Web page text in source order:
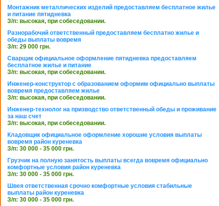
Монтажник металлических изделий предоставляем бесплатное жилье
и питание пятидневка
З/п: высокая, при собеседовании.
Разнорабочий ответственный предоставляем бесплатно жилье и
обеды выплаты вовремя
З/п: 29 000 грн.
Сварщик официальное оформление пятидневка предоставляем
бесплатное жилье и питание
З/п: высокая, при собеседовании.
Инженер-конструктор с образованием оформим официально выплаты
вовремя предоставляем жилье
З/п: высокая, при собеседовании.
Инженер-технолог на призводство ответственный обеды и проживание
за наш счет
З/п: высокая, при собеседовании.
Кладовщик официальное оформление хорошие условия выплаты
вовремя район куреневка
З/п: 30 000 - 35 000 грн.
Грузчик на полную занятость выплаты всегда вовремя официально
комфортные условия район куреневка
З/п: 30 000 - 35 000 грн.
Швея ответственная срочно комфортные условия стабильные
выплаты район куреневка
З/п: 30 000 - 35 000 грн.